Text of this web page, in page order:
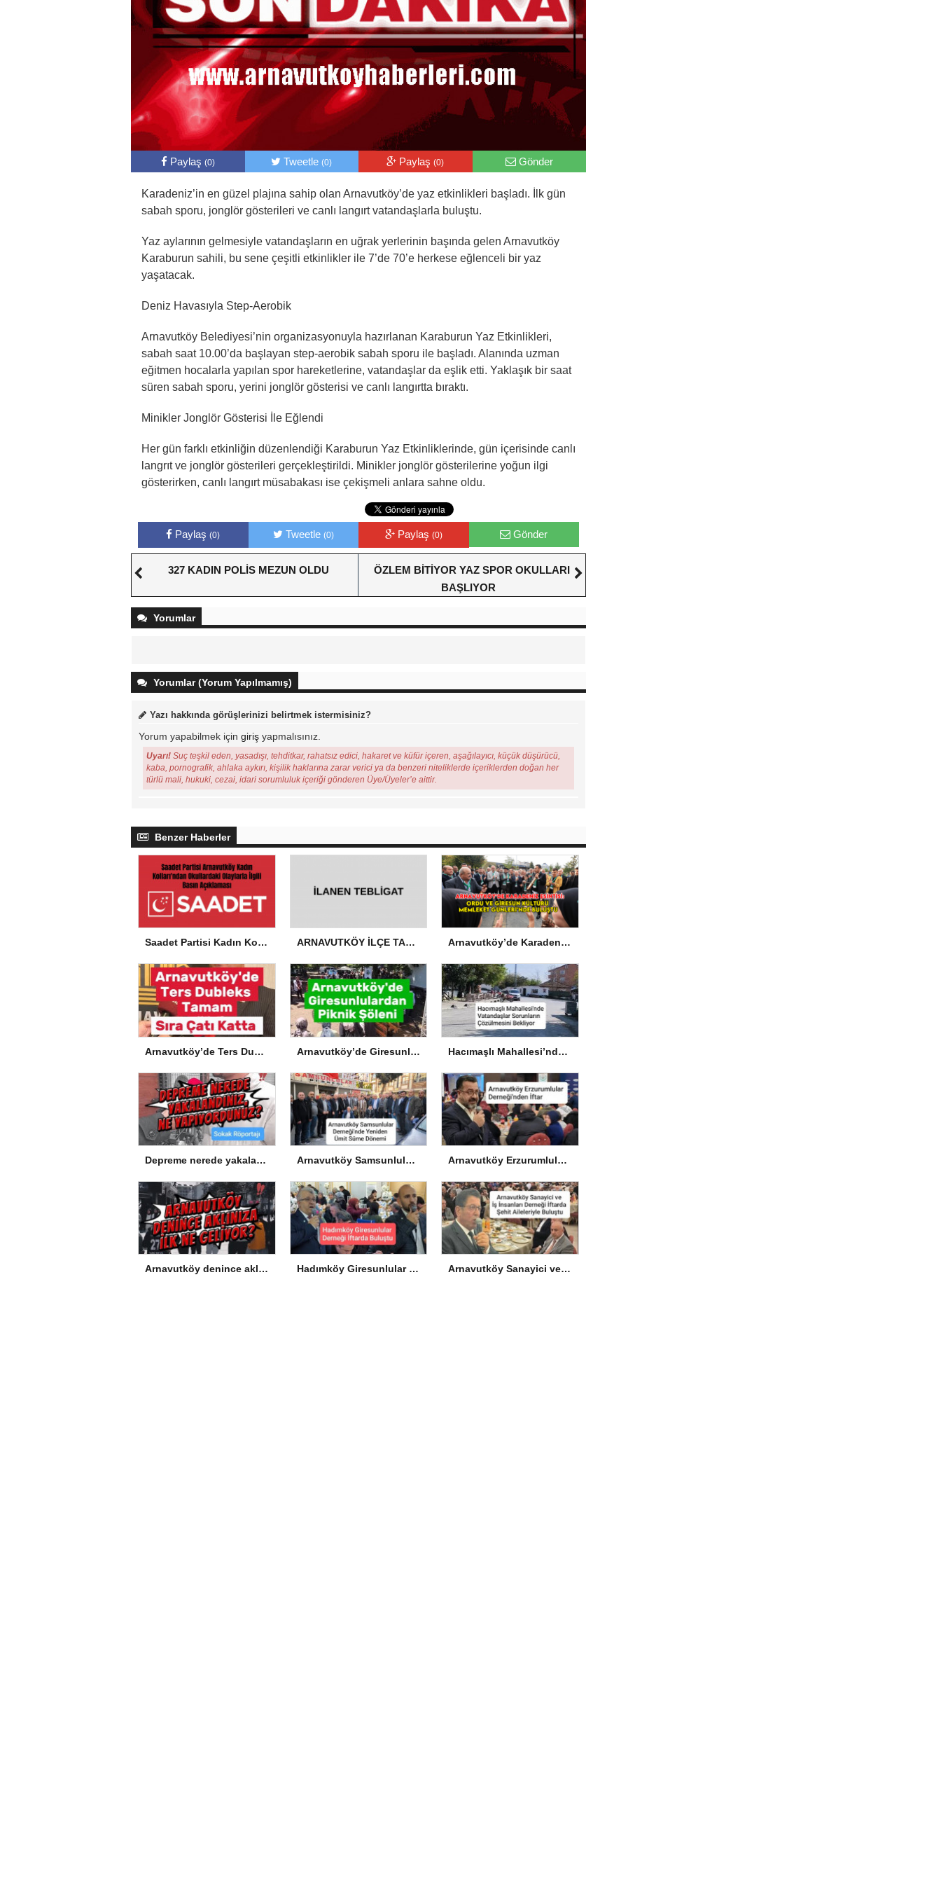
Paylaş (0) Tweetle(0) Paylaş(0) Gönder
Karadeniz’in en güzel plajına sahip olan Arnavutköy’de yaz etkinlikleri başladı. İlk gün
sabah sporu, jonglör gösterileri ve canlı langırt vatandaşlarla buluştu.
Yaz aylarının gelmesiyle vatandaşların en uğrak yerlerinin başında gelen Arnavutköy
Karaburun sahili, bu sene çeşitli etkinlikler ile 7’de 70’e herkese eğlenceli bir yaz
yaşatacak.
Deniz Havasıyla Step-Aerobik
Arnavutköy Belediyesi’nin organizasyonuyla hazırlanan Karaburun Yaz Etkinlikleri,
sabah saat 10.00’da başlayan step-aerobik sabah sporu ile başladı. Alanında uzman
eğitmen hocalarla yapılan spor hareketlerine, vatandaşlar da eşlik etti. Yaklaşık bir saat
süren sabah sporu, yerini jonglör gösterisi ve canlı langırtta bıraktı.
Minikler Jonglör Gösterisi İle Eğlendi
Her gün farklı etkinliğin düzenlendiği Karaburun Yaz Etkinliklerinde, gün içerisinde canlı
langrıt ve jonglör gösterileri gerçekleştirildi. Minikler jonglör gösterilerine yoğun ilgi
gösterirken, canlı langırt müsabakası ise çekişmeli anlara sahne oldu.
Paylaş(0) Tweetle (0) Paylaş (0) Gönder
327 KADIN POLİS MEZUN OLDU
ÖZLEM BİTİYOR YAZ SPOR OKULLARI
BAŞLIYOR
Yorumlar
Yorumlar (Yorum Yapılmamış)
Yazı hakkında görüşlerinizi belirtmek istermisiniz?
Yorum yapabilmek için giriş yapmalısınız.
Uyarı! Suç teşkil eden, yasadışı, tehditkar, rahatsız edici, hakaret ve küfür içeren, aşağılayıcı, küçük düşürücü,
kaba, pornografik, ahlaka aykırı, kişilik haklarına zarar verici ya da benzeri niteliklerde içeriklerden doğan her
türlü mali, hukuki, cezai, idari sorumluluk içeriği gönderen Üye/Üyeler’e aittir.
Benzer Haberler
Saadet Partisi Kadın Kolları’ndan Okullardaki Olaylarla İlgili Basın Açıklaması ARNAVUTKÖY İLÇE TARIM VE ORMAN MÜDÜRLÜĞÜ’NDEN İLANEN TEBLİGAT Arnavutköy’de Karadeniz Esintisi: Ordu ve Giresun Kültürü Memleket Günleri’nde Buluştu
Arnavutköy’de Ters Dubleks Tamam, Sıra Çatı Katta Arnavutköy’de Giresunlulardan Piknik Şöleni Hacımaşlı Mahallesi’nde Vatandaşlar Sorunların Çözülmesini Bekliyor
Depreme nerede yakalandınız, ne yapıyordunuz? Arnavutköy Samsunlular Derneği’nde Yeniden Ümit Süme Dönemi Arnavutköy Erzurumlular Derneği’nden İftar
Arnavutköy denince aklınıza ilk ne geliyor? Hadımköy Giresunlular Derneği İftarda Buluştu Arnavutköy Sanayici ve İş İnsanları Derneği İftarda Şehit Aileleriyle Buluştu